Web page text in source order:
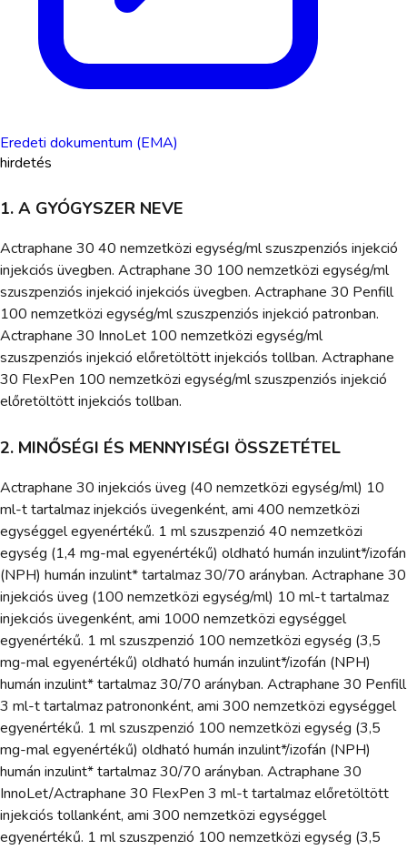
Eredeti dokumentum (EMA)
hirdetés
1. A GYÓGYSZER NEVE
Actraphane 30 40 nemzetközi egység/ml szuszpenziós injekció
injekciós üvegben. Actraphane 30 100 nemzetközi egység/ml
szuszpenziós injekció injekciós üvegben. Actraphane 30 Penfill
100 nemzetközi egység/ml szuszpenziós injekció patronban.
Actraphane 30 InnoLet 100 nemzetközi egység/ml
szuszpenziós injekció előretöltött injekciós tollban. Actraphane
30 FlexPen 100 nemzetközi egység/ml szuszpenziós injekció
előretöltött injekciós tollban.
2. MINŐSÉGI ÉS MENNYISÉGI ÖSSZETÉTEL
Actraphane 30 injekciós üveg (40 nemzetközi egység/ml) 10
ml-t tartalmaz injekciós üvegenként, ami 400 nemzetközi
egységgel egyenértékű. 1 ml szuszpenzió 40 nemzetközi
egység (1,4 mg-mal egyenértékű) oldható humán inzulint*/izofán
(NPH) humán inzulint* tartalmaz 30/70 arányban. Actraphane 30
injekciós üveg (100 nemzetközi egység/ml) 10 ml-t tartalmaz
injekciós üvegenként, ami 1000 nemzetközi egységgel
egyenértékű. 1 ml szuszpenzió 100 nemzetközi egység (3,5
mg-mal egyenértékű) oldható humán inzulint*/izofán (NPH)
humán inzulint* tartalmaz 30/70 arányban. Actraphane 30 Penfill
3 ml-t tartalmaz patrononként, ami 300 nemzetközi egységgel
egyenértékű. 1 ml szuszpenzió 100 nemzetközi egység (3,5
mg-mal egyenértékű) oldható humán inzulint*/izofán (NPH)
humán inzulint* tartalmaz 30/70 arányban. Actraphane 30
InnoLet/Actraphane 30 FlexPen 3 ml-t tartalmaz előretöltött
injekciós tollanként, ami 300 nemzetközi egységgel
egyenértékű. 1 ml szuszpenzió 100 nemzetközi egység (3,5